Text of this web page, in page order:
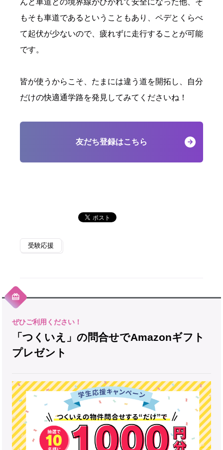
んと車道との境界線がひかれて安全になった他、そ
もそも車道であるということもあり、ペデとくらべ
て起伏が少ないので、疲れずに走行することが可能
です。
皆が使うからこそ、たまには違う道を開拓し、自分
だけの快適通学路を発見してみてくださいね！
友だち登録はこちら
受験応援
「つくいえ」の問合せでAmazonギフト
プレゼント